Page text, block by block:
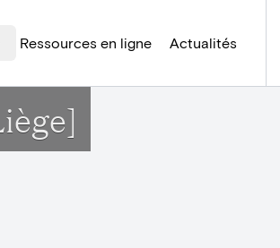
Ressources en ligne Actualités